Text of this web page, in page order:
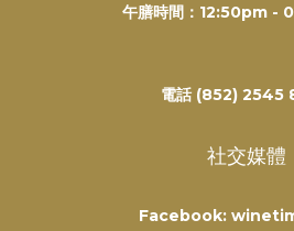
午膳時間：12:50pm -
電話 (852) 2545
社交媒體
Facebook: